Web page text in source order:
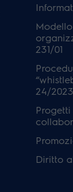
231/01
24/2023
Diritto